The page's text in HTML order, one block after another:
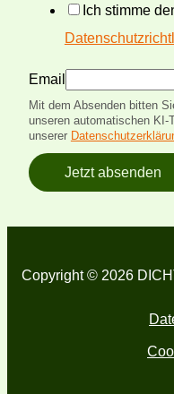
Ich stimme
Email
Mit dem Absenden bitten
unseren automatischen KI-
unserer
Jetzt absenden
Copyright © 2026